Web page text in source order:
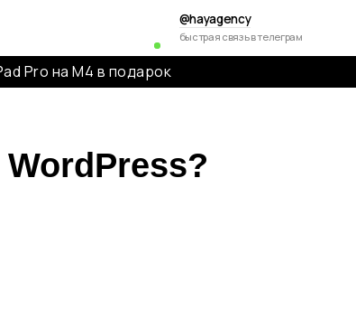
быстрая связь в телеграм
Pro на M4 в подарок
WordPress?